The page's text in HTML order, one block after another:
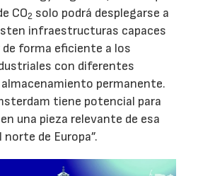
CO2 solo podrá desplegarse a
infraestructuras capaces
forma eficiente a los
con diferentes
permanente.
tiene potencial para
una pieza relevante de esa
norte de Europa”.